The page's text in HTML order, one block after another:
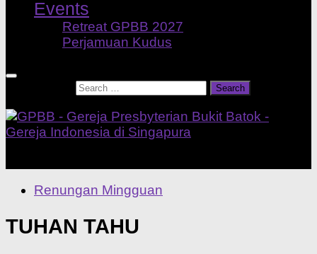
Events
Retreat GPBB 2027
Perjamuan Kudus
Renungan Mingguan
TUHAN TAHU